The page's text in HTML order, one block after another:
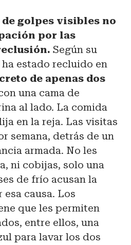
de golpes visibles no
por las
Según su
estado recluido en
de apenas dos
una cama de
al lado. La comida
en la reja. Las visitas
semana, detrás de un
armada. No les
ni cobijas, solo una
de frío acusan la
causa. Los
que les permiten
entre ellos, una
para lavar los dos